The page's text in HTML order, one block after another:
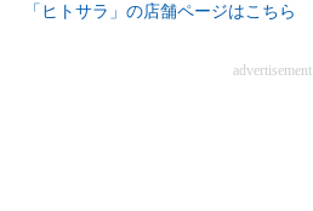
「ヒトサラ」の店舗ページはこちら
advertisement